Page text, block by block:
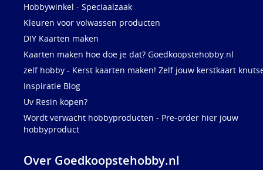
Hobbywinkel - Speciaalzaak
Kleuren voor volwassen producten
DIY Kaarten maken
Kaarten maken hoe doe je dat? Goedkoopstehobby.nl
zelf hobby - Kerst kaarten maken! Zelf jouw kerstkaart
Inspiratie Blog
Uv Resin kopen?
Wordt verwacht hobbyproducten - Pre-order hier jouw
hobbyproduct
Over Goedkoopstehobby.nl